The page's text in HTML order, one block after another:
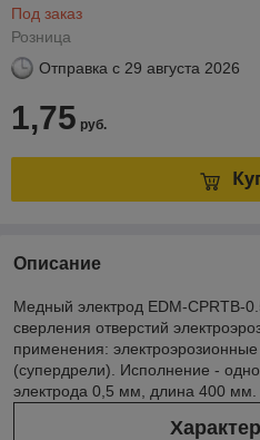
Под заказ
Розница
Отправка с 29 августа 2026
1,75 руб.
Описание
Медный электрод EDM-CPRTB-
сверления отверстий
применения:
(супердрели). Исполнение -
электрода 0,5 мм, длина 400 мм.